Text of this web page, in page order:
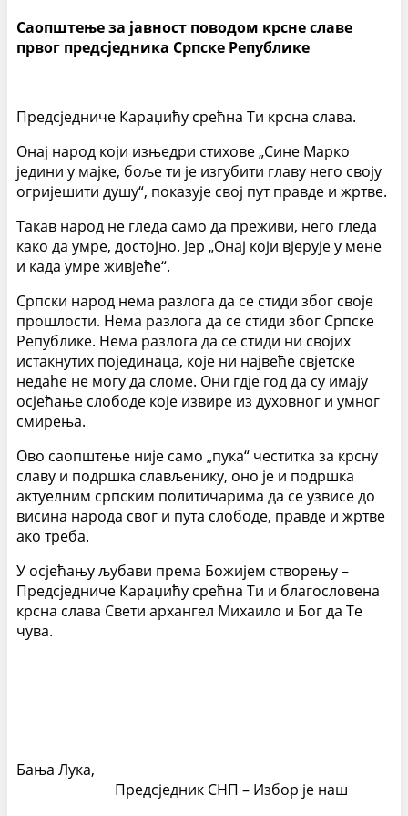
Саопштење за јавност поводом крсне славе
првог предсједника Српске Републике
Предсједниче Караџићу срећна Ти крсна слава.
Онај народ који изњедри стихове „Сине Марко
једини у мајке, боље ти је изгубити главу него своју
огријешити душу“, показује свој пут правде и жртве.
Такав народ не гледа само да преживи, него гледа
како да умре, достојно. Јер „Онај који вјерује у мене
и када умре живјеће“.
Српски народ нема разлога да се стиди због своје
прошлости. Нема разлога да се стиди због Српске
Републике. Нема разлога да се стиди ни својих
истакнутих појединаца, које ни највеће свјетске
недаће не могу да сломе. Они гдје год да су имају
осјећање слободе које извире из духовног и умног
смирења.
Ово саопштење није само „пука“ честитка за крсну
славу и подршка слављенику, оно је и подршка
актуелним српским политичарима да се узвисе до
висина народа свог и пута слободе, правде и жртве
ако треба.
У осјећању љубави према Божијем створењу –
Предсједниче Караџићу срећна Ти и благословена
крсна слава Свети архангел Михаило и Бог да Те
чува.
Бања Лука,
Предсједник СНП – Избор је наш